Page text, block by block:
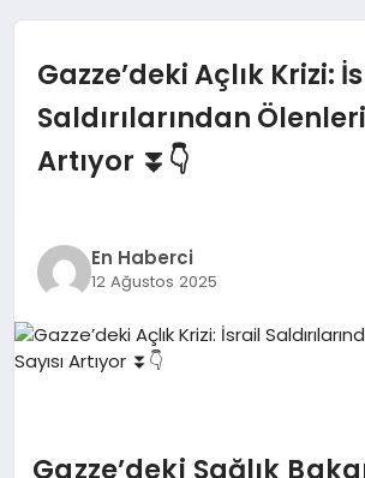
MAGAZIN
EKONOMI
EĞITIM
Gazze’deki Açlık Krizi:
Saldırılarından
Artıyor ⏬👇
En Haberci
12 Ağustos 2025
Gazze’deki Sağlık